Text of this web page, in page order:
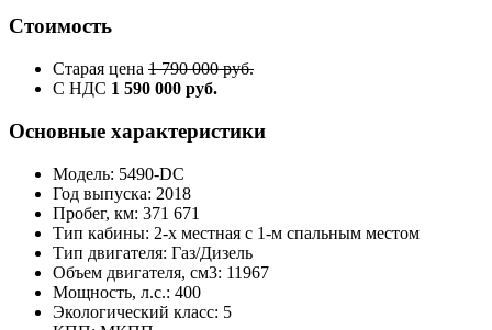
Стоимость
Старая цена 1 790 000 руб.
С НДС 1 590 000 руб.
Основные характеристики
Модель: 5490-DC
Год выпуска: 2018
Пробег, км: 371 671
Тип кабины: 2-х местная с 1-м спальным местом
Тип двигателя: Газ/Дизель
Объем двигателя, см3: 11967
Мощность, л.с.: 400
Экологический класс: 5